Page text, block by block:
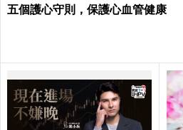
五個護心守則，保護心血管健康